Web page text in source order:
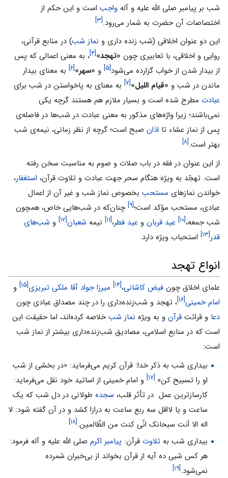
شب بر پیامبر صلى الله علیه و آله واجب است و این حکم از
اختصاصات آن حضرت به شمار مى‌رود.[۳]
این دو عنوان اخلاقی (شب زنده داری و نماز شب) در منابع قرآنی،
روایی و اخلاقی، با تعابیری چون «تهجد»[۴] ، به معنی اعمالى که پس
از بیدار شدن از خواب گزارده مى‌شود[۵] و «سهر»[۶]
به معنای بیدار
ماندن در شب و «قیام اللیل»[۷]
به معنای به‌ پاخواستن در شب برای
عبادت مطرح شده است و بسیار ملازم هم هستند گرچه یکی
نمی‌باشند؛ زیرا واژه‌های مذکور به معنی عبادت در شب‌ها در فاصله‌ی
پس از نماز عشاء تا اذان صبح است؛ گرچه از نظر زمانی، نیمه‌ی شب
بهتر است.[۸]
از این عنوان در فقه در باب صلات و صوم به مناسبت سخن رفته
است. تهجّد به ویژه هنگام سحر جهت عبادت و تلاوت قرآن، استغفار،
خواندن نمازهاى مستحب بخصوص نماز شب و غیر آن از اعمال
عبادى، مستحب مؤکد است؛[۹]
چنان‌که در شب‌هایى خاص، همچون
شب جمعه،[۱۰] عید قربان و عید فطر،[۱۱] نیمه شعبان[۱۲] و شب‌هاى
قدر[۱۳] استحباب ویژه دارد.
انواع تهجد
علمای اخلاق چون فیض کاشانی،[۱۴] میرزا جواد آقا ملکی تبریزی[۱۵]
و
امام خمینی[۱۶]
، تهجد و شب‌زنده‌داری را در چند مصداق عبادی چون
دعا و قرائت قرآن و به ویژه نماز شبخلاصه کرده‌اند، اما حقیقت این
است که در منابع اسلامی، مصادیق شب‌زنده‌داری بیشتر از نماز شب
است:
بیداری شب به ذکر خدا: قرآن کریم می‌فرماید: «در بخشى از شب
او را تسبیح کن».[۱۷]
و امام خمینی از اساتید خود نقل می‌فرماید:
کارسازترین عمل ‌ در تأثر قلب، سجدهطولانى در دل شب که یک
ساعت و یا لااقل سه ربع ساعت به درازا کشد و در آن گفته شود: لا
اله الا أنت سبحانک انّى کنت من الظّالمین.[۱۸]
بیداری شب به تلاوتقرآن: پیامبر اکرمصلی الله علیه و آله فرمود:
هر کس شبى ده آیه از قرآن بخواند از بى‌خبران شمرده
نمى‌شود.[۱۹]